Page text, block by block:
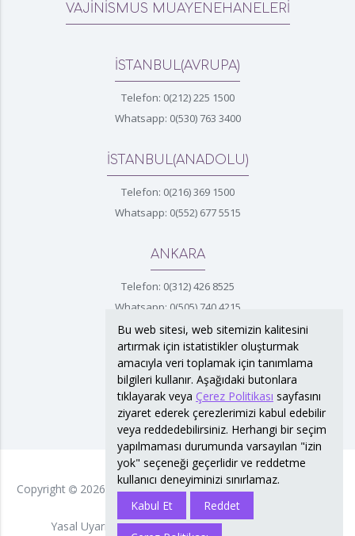
VAJİNİSMUS MUAYENEHANELERİ
İSTANBUL(AVRUPA)
Telefon: 0(212) 225 1500
Whatsapp: 0(530) 763 3400
İSTANBUL(ANADOLU)
Telefon: 0(216) 369 1500
Whatsapp: 0(552) 677 5515
ANKARA
Telefon: 0(312) 426 8525
Whatsapp: 0(505) 740 4215
İZMİR
Telefon: 0(232) 422 4372
Whatsapp: 0(530) 763 3400
Copyright 2026 Vajinismus Tedavi Merkezi Hera. Tüm Hakları
Saklıdır.
Yasal Uyarı
Kişisel Verilerin Korunması Politikası
Bu web sitesi, web sitemizin kalitesini
artırmak için istatistikler oluşturmak
amacıyla veri toplamak için tanımlama
bilgileri kullanır. Aşağıdaki butonlara
tıklayarak veya Çerez Politikası sayfasını
ziyaret ederek çerezlerimizi kabul edebilir
veya reddedebilirsiniz. Herhangi bir seçim
yapılmaması durumunda varsayılan "izin
yok" seçeneği geçerlidir ve reddetme
kullanıcı deneyiminizi sınırlamaz.
Kabul Et
Reddet